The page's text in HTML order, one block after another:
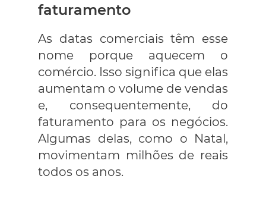
faturamento
As datas comerciais têm esse
nome porque aquecem o
comércio. Isso significa que elas
aumentam o volume de vendas
e, consequentemente, do
faturamento para os negócios.
Algumas delas, como o Natal,
movimentam milhões de reais
todos os anos.